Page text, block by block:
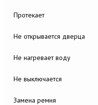
Протекает
Не открывается дверца
Не нагревает воду
Не выключается
Замена ремня